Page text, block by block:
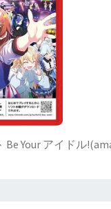
Be Your アイドル!(